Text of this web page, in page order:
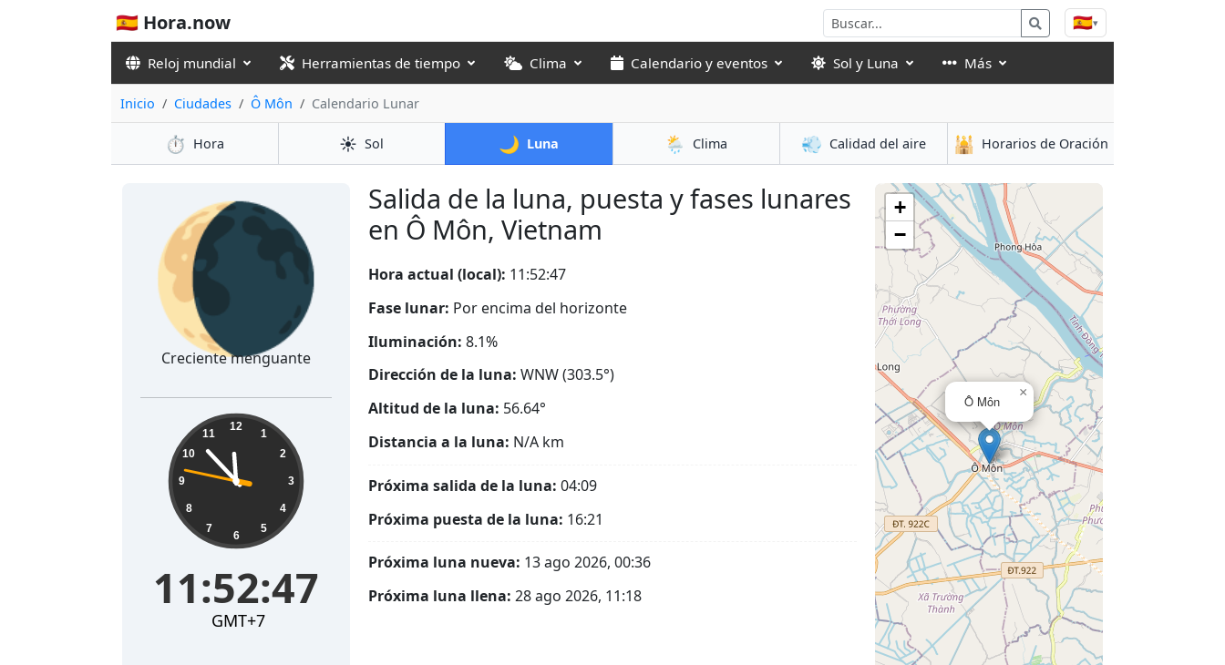
🇪🇸 Hora.now 🇪🇸▾
Reloj mundial Herramientas de tiempo Clima Calendario y eventos Sol y Luna Más
Inicio Ciudades Ô Môn Calendario Lunar
⏱️ Hora ☀️ Sol 🌙 Luna 🌦️ Clima 💨 Calidad del aire 🕌 Horarios de Oración
Salida de la luna, puesta y fases lunares
en Ô Môn, Vietnam
🌘
Creciente menguante
11:52:48 12
1
2
3
4
5
6
7
8
9
10
11
11:52:48
GMT+7
Hora actual (local): 11:52:48
Fase lunar: Por encima del horizonte
Iluminación: 8.1%
Dirección de la luna: WNW (303.5°)
Altitud de la luna: 56.64°
Distancia a la luna: N/A km
Próxima salida de la luna: 04:09
Próxima puesta de la luna: 16:21
Próxima luna nueva: 13 ago 2026, 00:36
Próxima luna llena: 28 ago 2026, 11:18
Ô Môn
×
+
−